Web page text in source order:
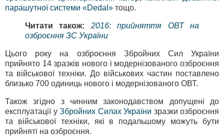
парашутної системи «Dedal» тощо.
Читати також:
2016: прийняття ОВТ на
озброєння ЗС України
Цього року на озброєння Збройних Сил України
прийнято 14 зразків нового і модернізованого озброєння
та військової техніки. До військових частин поставлено
близько 700 одиниць нового і модернізованого ОВТ.
Також згідно з чинним законодавством допущені до
експлуатації у Збройних Силах України зразки озброєння
та військової техніки, які в подальшому можуть бути
прийняті на озброєння.